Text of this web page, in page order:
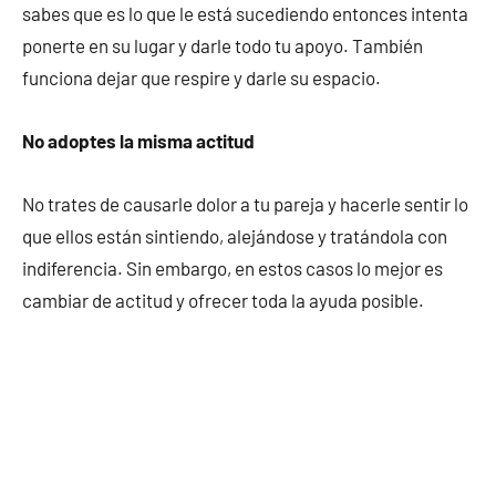
sabes que es lo que le está sucediendo entonces intenta
ponerte en su lugar y darle todo tu apoyo. También
funciona dejar que respire y darle su espacio.
No adoptes la misma actitud
No trates de causarle dolor a tu pareja y hacerle sentir lo
que ellos están sintiendo, alejándose y tratándola con
indiferencia. Sin embargo, en estos casos lo mejor es
cambiar de actitud y ofrecer toda la ayuda posible.